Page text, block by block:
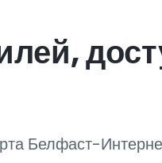
Белфаст-